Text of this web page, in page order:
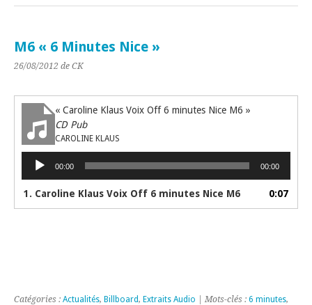
M6 « 6 Minutes Nice »
26/08/2012 de CK
« Caroline Klaus Voix Off 6 minutes Nice M6 »
CD Pub
CAROLINE KLAUS
Lecteur
audio
00:00 00:00
1. Caroline Klaus Voix Off 6 minutes Nice M6 0:07
Catégories : Actualités, Billboard, Extraits Audio | Mots-clés : 6 minutes,